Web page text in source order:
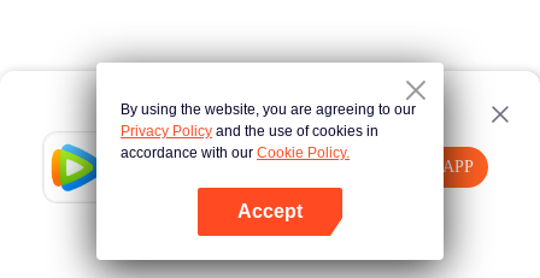
Tencent Video
เปิด APP
คลิกที่นี่ ลองใหม่อีกครั้ง
By using the website, you are agreeing to our
Privacy Policy and the use of cookies in
accordance with our Cookie Policy.
Accept